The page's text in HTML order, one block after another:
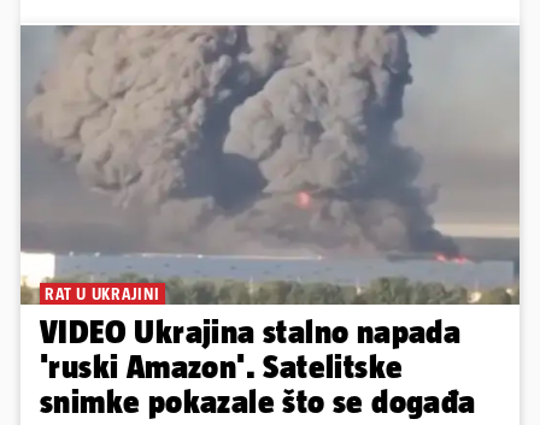
RAT U UKRAJINI
VIDEO Ukrajina stalno napada
'ruski Amazon'. Satelitske
snimke pokazale što se događa